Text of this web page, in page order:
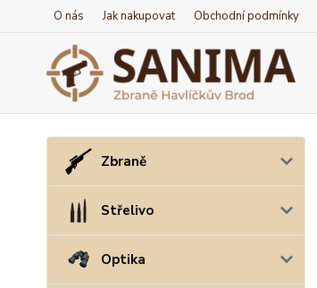
O nás Jak nakupovat Obchodní podmínky
Zbraně
Střelivo
Optika